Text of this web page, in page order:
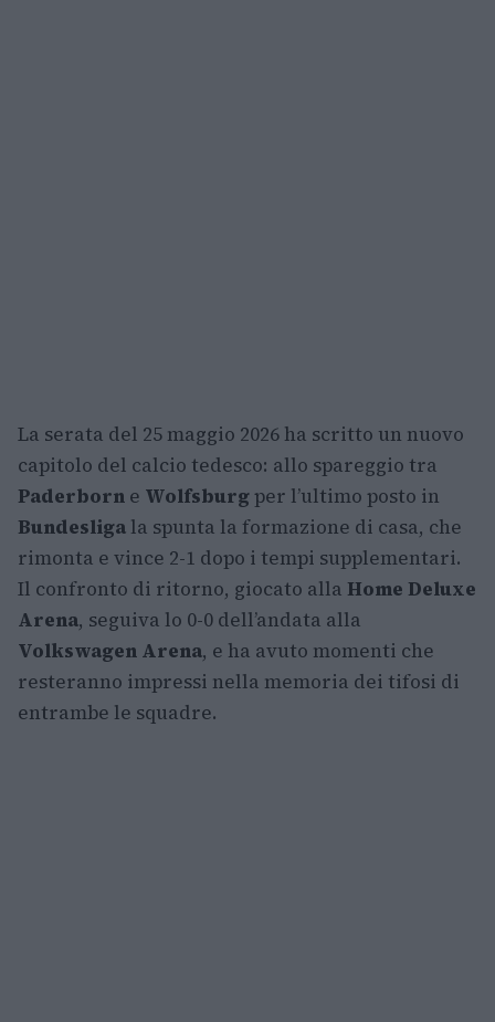
La serata del 25 maggio 2026 ha scritto un nuovo
capitolo del calcio tedesco: allo spareggio tra
Paderborn e Wolfsburgper l’ultimo posto in
Bundesliga la spunta la formazione di casa, che
rimonta e vince 2-1 dopo i tempi supplementari.
Il confronto di ritorno, giocato alla Home Deluxe
Arena, seguiva lo 0-0 dell’andata alla
Volkswagen Arena, e ha avuto momenti che
resteranno impressi nella memoria dei tifosi di
entrambe le squadre.